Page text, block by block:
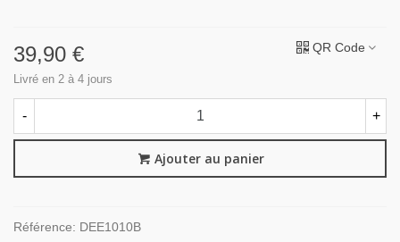
39,90 €
Livré en 2 à 4 jours
QR Code
- +
Ajouter au panier
Référence: DEE1010B